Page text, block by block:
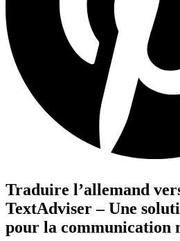
Traduire l’allemand
TextAdviser – Une
pour la communication